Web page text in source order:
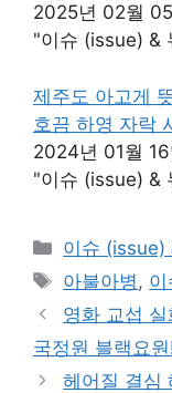
2025년 02월
"이슈 (issue) &
제주도 아고게
호끔 하영 자락
2024년 01월 16
"이슈 (issue) &
카
테
고
리
이슈 (issue)
태
그
아불아병 , 이
영화 교섭
국정원 블랙요
헤어질 결심